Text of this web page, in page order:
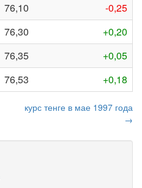
76,10
-0,25
76,30
+0,20
76,35
+0,05
76,53 +0,18
курс тенге в мае 1997 года
→